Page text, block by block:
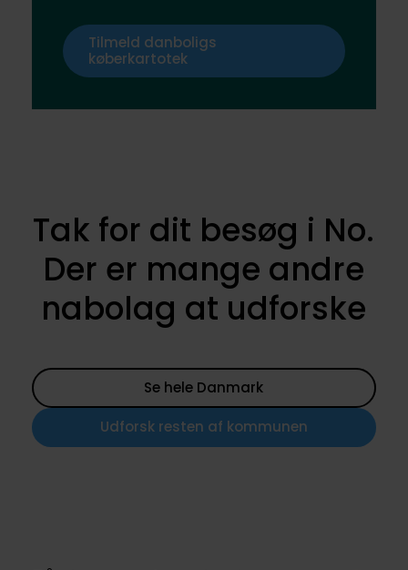
Tilmeld danboligs
køberkartotek
Tak for dit besøg i No.
Der er mange andre
nabolag at udforske
Se hele Danmark
Udforsk resten af kommunen